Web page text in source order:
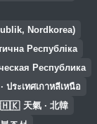
Nordkorea)
Республіка
Республика
ประเทศเกาหลีเหนือ
🇭🇰 天氣 · 北韓